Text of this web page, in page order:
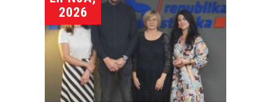
2026